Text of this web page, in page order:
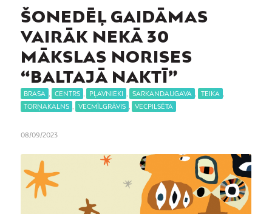
ŠONEDĒĻ GAIDĀMAS
VAIRĀK NEKĀ 30
MĀKSLAS NORISES
“BALTAJĀ NAKTĪ”
BRASA CENTRS PĻAVNIEKI SARKANDAUGAVA TEIKA
TORŅAKALNS
VECMĪLGRĀVIS VECPILSĒTA
08/09/2023